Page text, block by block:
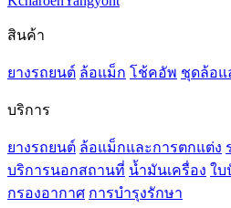
สินค้า
ยางรถยนต์ ล้อแม็ก โช้คอัพ ชุดล้อแ
บริการ
ยางรถยนต์ ล้อแม็กและการตกแต่ง
บริการนอกสถานที่ น้ำมันเครื่อง ใบ
กรองอากาศ การบำรุงรักษา